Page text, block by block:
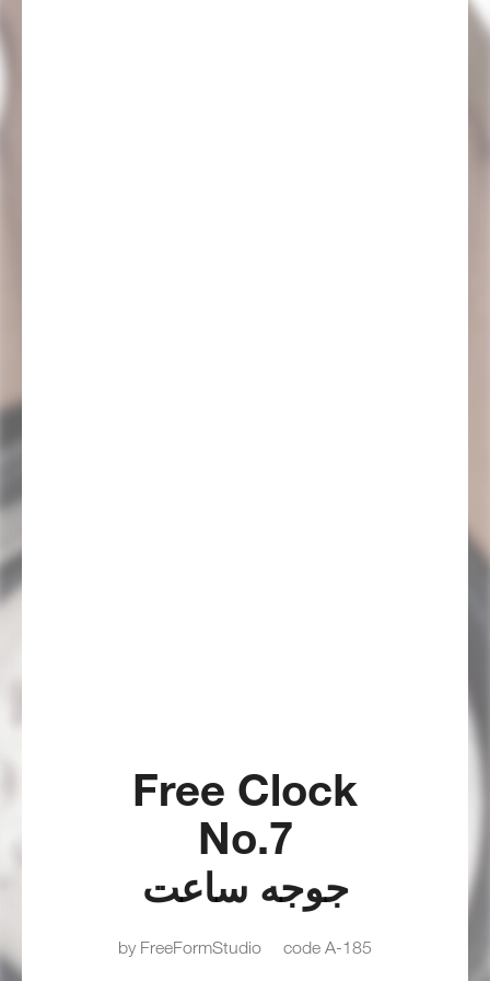
Free Clock
No.7
جوجه ساعت
by FreeFormStudio code A-185